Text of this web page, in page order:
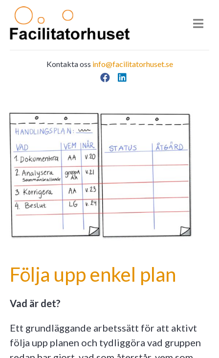
Kontakta oss info@facilitatorhuset.se
Facebook
LinkedIn
Följa upp enkel plan
Vad är det?
Ett grundläggande arbetssätt för att aktivt
följa upp planen och tydliggöra vad gruppen